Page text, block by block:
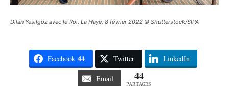
Dilan Yesilgöz avec le Roi, La Haye, 8 février 2022 © Shutterstock/SIPA
Facebook 44 Twitter LinkedIn
Email 44
PARTAGES